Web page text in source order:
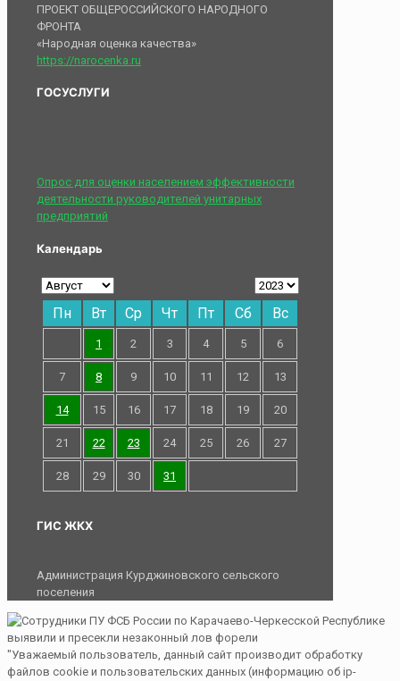
ПРОЕКТ ОБЩЕРОССИЙСКОГО НАРОДНОГО
ФРОНТА
«Народная оценка качества»
https://narocenka.ru
ГОСУСЛУГИ
Опрос для оценки населением эффективности
деятельности руководителей унитарных
предприятий
Календарь
Пн Вт Ср Чт Пт Сб Вс
1 2 3 4 5 6
7 8 9 10 11 12 13
14 15 16 17 18 19 20
21 22 23 24 25 26 27
28 29 30 31
ГИС ЖКХ
Администрация Курджиновского сельского
поселения
"Уважаемый пользователь, данный сайт производит обработку
файлов cookie и пользовательских данных (информацию об ip-